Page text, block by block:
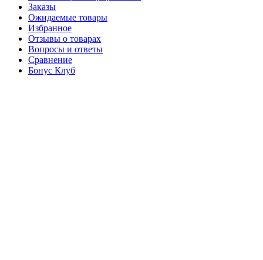
Заказы
Ожидаемые товары
Избранное
Отзывы о товарах
Вопросы и ответы
Сравнение
Бонус Клуб